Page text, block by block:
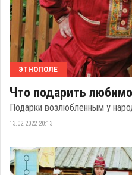
ЭТНОПОЛЕ
Что подарить
Подарки возлюбленным у
13.02.2022 20:13